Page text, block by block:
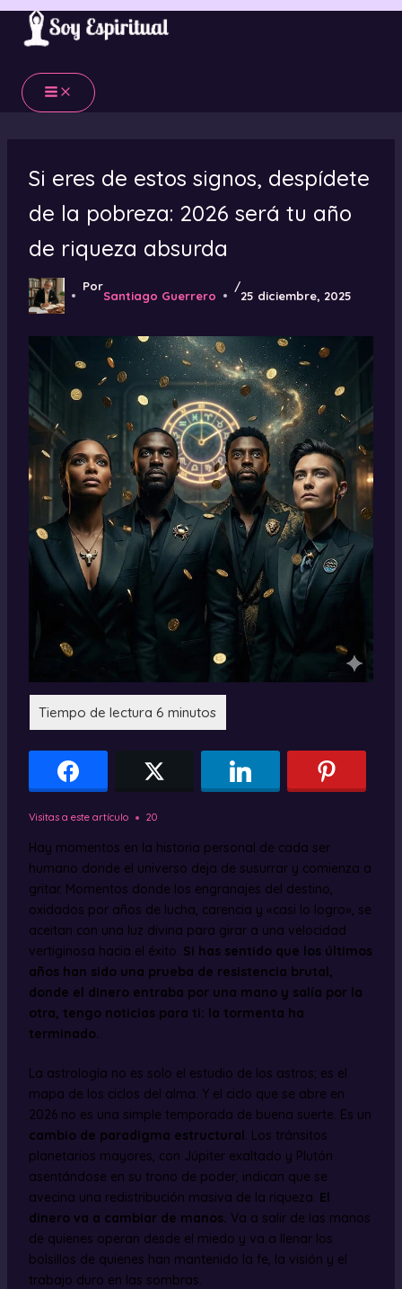
Ir
contenido
Si eres de estos signos, despídete
de la pobreza: 2026 será tu año
de riqueza absurda
Por
Santiago Guerrero
/
25 diciembre, 2025
Visitas a este artículo 20
Hay momentos en la historia personal de cada ser
humano donde el universo deja de susurrar y comienza a
gritar. Momentos donde los engranajes del destino,
oxidados por años de lucha, carencia y «casi lo logro», se
aceitan con una luz divina para girar a una velocidad
vertiginosa hacia el éxito. Si has sentido que los últimos
años han sido una prueba de resistencia brutal,
donde el dinero entraba por una mano y salía por la
otra, tengo noticias para ti: la tormenta ha
terminado.
La astrología no es solo el estudio de los astros; es el
mapa de los ciclos del alma. Y el ciclo que se abre en
2026 no es una simple temporada de buena suerte. Es un
cambio de paradigma estructural. Los tránsitos
planetarios mayores, con Júpiter exaltado y Plutón
asentándose en su trono de poder, indican que se
avecina una redistribución masiva de la riqueza. El
dinero va a cambiar de manos. Va a salir de las manos
de quienes operan desde el miedo y va a llenar los
bolsillos de quienes han mantenido la fe, la visión y el
trabajo duro en las sombras.